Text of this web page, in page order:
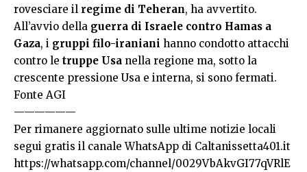
rovesciare il regime di Teheran, ha avvertito.
All’avvio della guerra di Israele contro Hamas a
Gaza, i gruppi filo-iraniani hanno condotto attacchi
contro le truppe Usa nella regione ma, sotto la
crescente pressione Usa e interna, si sono fermati.
Fonte AGI
——————
Per rimanere aggiornato sulle ultime notizie locali
segui gratis il canale WhatsApp di Caltanissetta401.it
https://whatsapp.com/channel/0029VbAkvGI77qVRlE